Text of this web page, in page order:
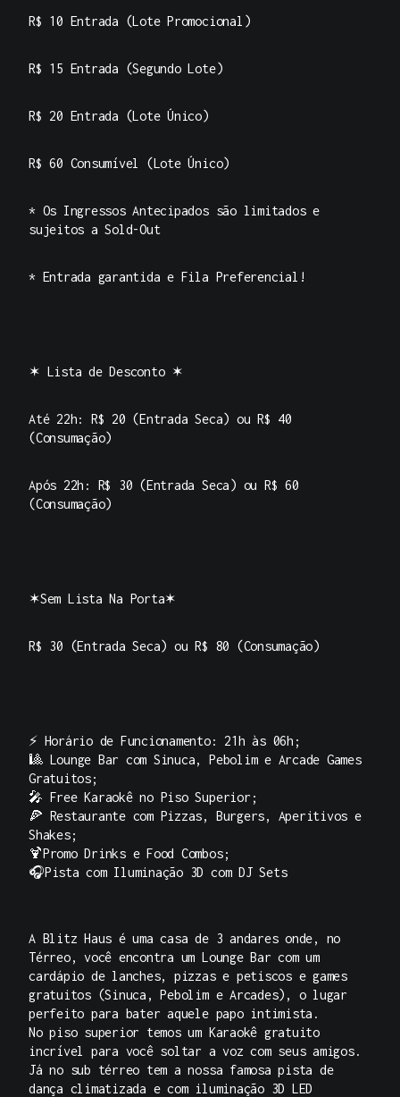
R$ 10 Entrada (Lote Promocional)
R$ 15 Entrada (Segundo Lote)
R$ 20 Entrada (Lote Único)
R$ 60 Consumível (Lote Único)
* Os Ingressos Antecipados são limitados e
sujeitos a Sold-Out
* Entrada garantida e Fila Preferencial!
✶ Lista de Desconto ✶
Até 22h: R$ 20 (Entrada Seca) ou R$ 40
(Consumação)
Após 22h: R$ 30 (Entrada Seca) ou R$ 60
(Consumação)
✶Sem Lista Na Porta✶
R$ 30 (Entrada Seca) ou R$ 80 (Consumação)
⚡ Horário de Funcionamento: 21h às 06h;
🎱 Lounge Bar com Sinuca, Pebolim e Arcade Games
Gratuitos;
🎤 Free Karaokê no Piso Superior;
🍕 Restaurante com Pizzas, Burgers, Aperitivos e
Shakes;
🍹Promo Drinks e Food Combos;
🎧Pista com Iluminação 3D com DJ Sets
A Blitz Haus é uma casa de 3 andares onde, no
Térreo, você encontra um Lounge Bar com um
cardápio de lanches, pizzas e petiscos e games
gratuitos (Sinuca, Pebolim e Arcades), o lugar
perfeito para bater aquele papo intimista.
No piso superior temos um Karaokê gratuito
incrível para você soltar a voz com seus amigos.
Já no sub térreo tem a nossa famosa pista de
dança climatizada e com iluminação 3D LED